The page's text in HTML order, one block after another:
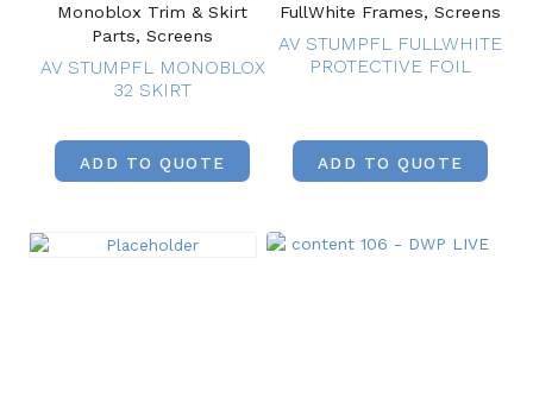
Monoblox Trim & Skirt
Parts, Screens
AV STUMPFL MONOBLOX
32 SKIRT
ADD TO QUOTE
FullWhite Frames, Screens
AV STUMPFL FULLWHITE
PROTECTIVE FOIL
ADD TO QUOTE